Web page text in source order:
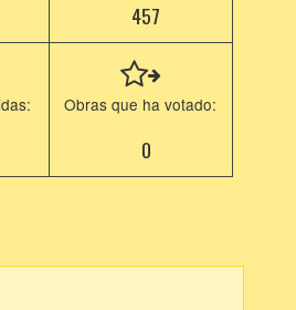
457
Obras que ha votado:
0